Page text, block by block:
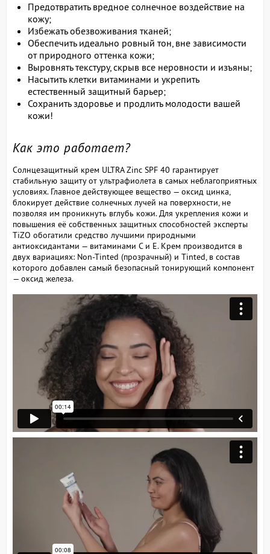
Предотвратить вредное солнечное воздействие на
кожу;
Избежать обезвоживания тканей;
Обеспечить идеально ровный тон, вне зависимости
от природного оттенка кожи;
Выровнять текстуру, скрыв все неровности и изъяны;
Насытить клетки витаминами и укрепить
естественный защитный барьер;
Сохранить здоровье и продлить молодости вашей
кожи!
Как это работает?
Солнцезащитный крем ULTRA Zinc SPF 40 гарантирует
стабильную защиту от ультрафиолета в самых неблагоприятных
условиях. Главное действующее вещество — оксид цинка,
блокирует действие солнечных лучей на поверхности, не
позволяя им проникнуть вглубь кожи. Для укрепления кожи и
повышения её собственных защитных способностей эксперты
TiZO обогатили средство лучшими природными
антиоксидантами — витаминами C и E. Крем производится в
двух вариациях: Non-Tinted (прозрачный) и Tinted, в состав
которого добавлен самый безопасный тонирующий компонент
— оксид железа.